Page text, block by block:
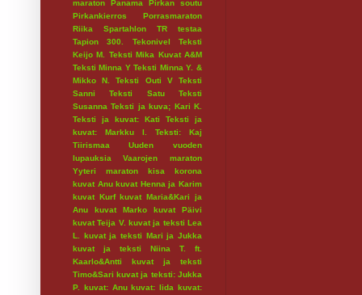
maraton Panama
Pirkan soutu
Pirkankierros
Porrasmaraton
Riika
Spartahlon
TR testaa
Tapion 300.
Tekonivel
Teksti
Keijo M.
Teksti Mika Kuvat A&M
Teksti Minna Y Teksti Minna Y. &
Mikko N.
Teksti Outi V
Teksti
Sanni
Teksti Satu
Teksti
Susanna Teksti ja kuva; Kari K.
Teksti ja kuvat: Kati
Teksti ja
kuvat: Markku I.
Teksti: Kaj
Tiirismaa
Uuden vuoden
lupauksia
Vaarojen maraton
Yyteri maraton
kisa
korona
kuvat Anu kuvat Henna ja Karim
kuvat Kurf kuvat Maria&Kari ja
Anu
kuvat Marko
kuvat Päivi
kuvat Teija V. kuvat ja teksti Lea
L.
kuvat ja teksti Mari ja Jukka
kuvat ja teksti Niina T. ft.
Kaarlo&Antti
kuvat ja teksti
Timo&Sari kuvat ja teksti: Jukka
P.
kuvat: Anu kuvat: Iida kuvat: